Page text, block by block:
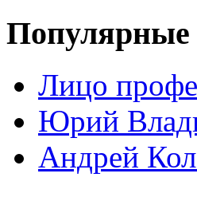
Лицо
Юрий
Андрей